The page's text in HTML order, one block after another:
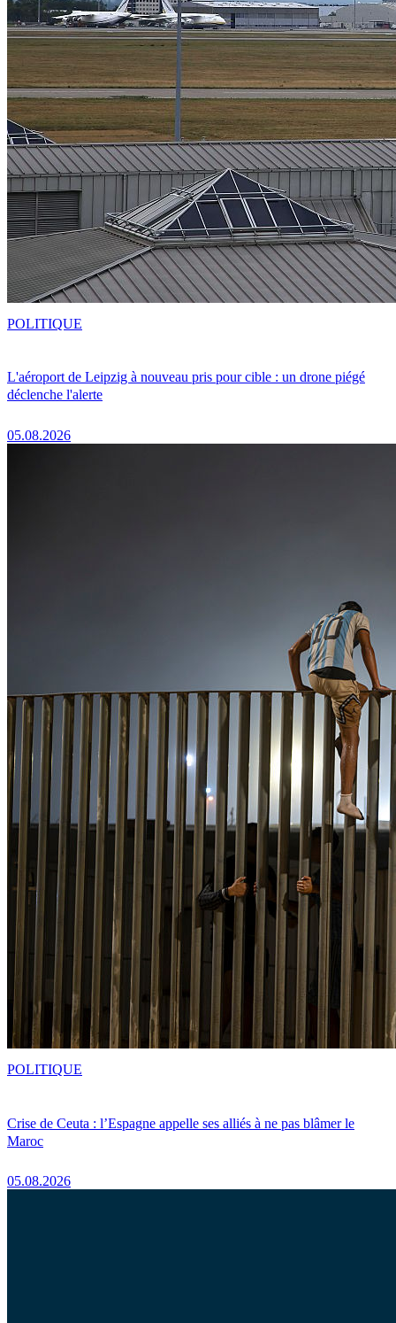
L'aéroport de Leipzig à nouveau pris pour cible : un drone piégé
déclenche l'alerte
05.08.2026
POLITIQUE
Crise de Ceuta : l’Espagne appelle ses alliés à ne pas blâmer le
Maroc
05.08.2026
POLITIQUE